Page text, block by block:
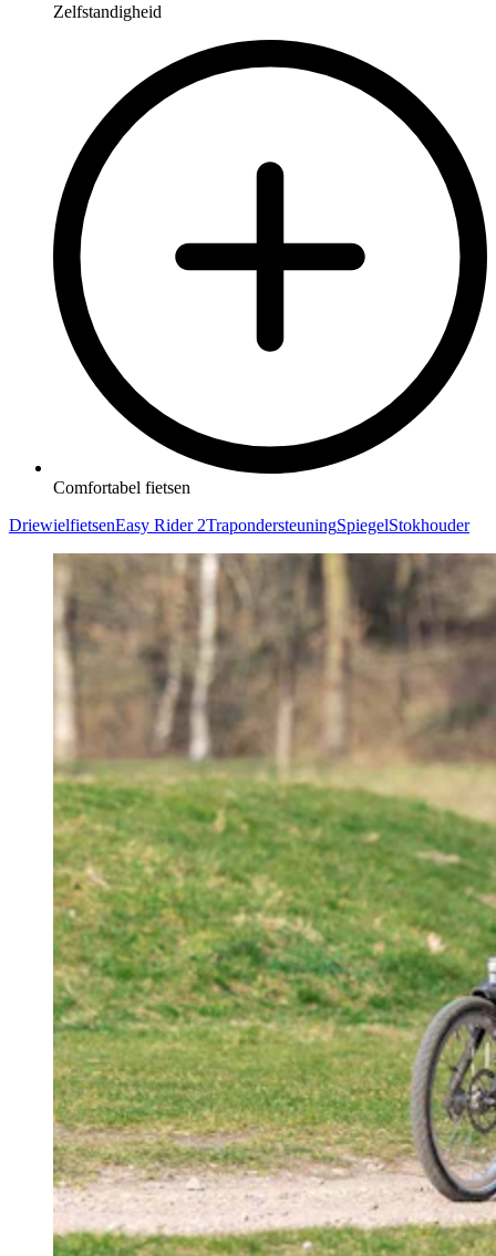
Zelfstandigheid
Comfortabel fietsen
DriewielfietsenEasy Rider 2TrapondersteuningSpiegelStokhouder